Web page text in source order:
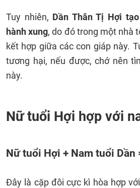
Tuy nhiên, Dần Thân Tị Hợi
hành xung, do đó trong một nhà
kết hợp giữa các con giáp này.
tương hại, nếu được, chớ nên
này.
Nữ tuổi Hợi hợp với
Nữ tuổi Hợi + Nam tuổi Dần
Đây là cặp đôi cực kì hòa hợp